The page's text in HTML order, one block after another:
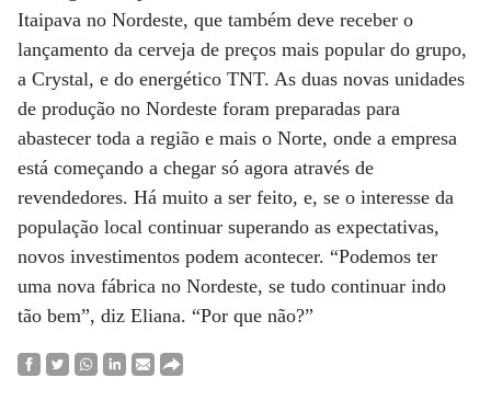
Itaipava no Nordeste, que também deve receber o
lançamento da cerveja de preços mais popular do grupo,
a Crystal, e do energético TNT. As duas novas unidades
de produção no Nordeste foram preparadas para
abastecer toda a região e mais o Norte, onde a empresa
está começando a chegar só agora através de
revendedores. Há muito a ser feito, e, se o interesse da
população local continuar superando as expectativas,
novos investimentos podem acontecer. “Podemos ter
uma nova fábrica no Nordeste, se tudo continuar indo
tão bem”, diz Eliana. “Por que não?”